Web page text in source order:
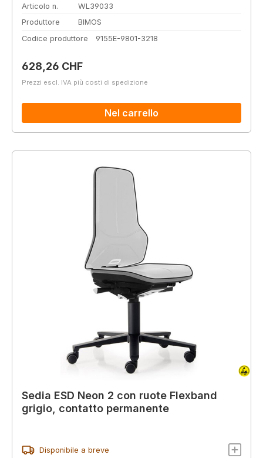
Articolo n.
WL39033
Produttore
BIMOS
Codice produttore
9155E-9801-3218
Prezzo normale:
628,26 CHF
Prezzi escl. IVA più costi di spedizione
Nel carrello
Sedia ESD Neon 2 con ruote Flexband
grigio, contatto permanente
Disponibile a breve